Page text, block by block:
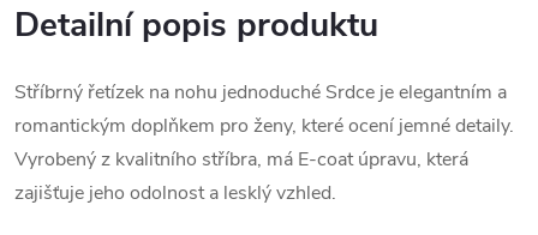
Detailní popis produktu
Stříbrný řetízek na nohu jednoduché Srdce je elegantním a
romantickým doplňkem pro ženy, které ocení jemné detaily.
Vyrobený z kvalitního stříbra, má E-coat úpravu, která
zajišťuje jeho odolnost a lesklý vzhled.